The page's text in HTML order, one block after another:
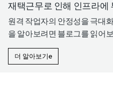
재택근무로 인해 인프라에
원격 작업자의 안정성을 극대
을 알아보려면 블로그를 읽어
더 알아보기e